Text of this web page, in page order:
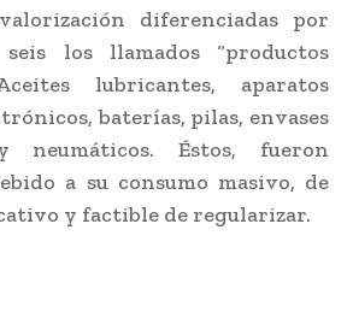
diferenciadas por
los llamados “productos
lubricantes, aparatos
baterías, pilas, envases
neumáticos. Éstos, fueron
a su consumo masivo, de
y factible de regularizar.